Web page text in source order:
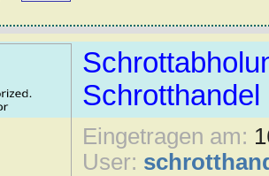
Schrotthandel
Eingetragen am:
User: